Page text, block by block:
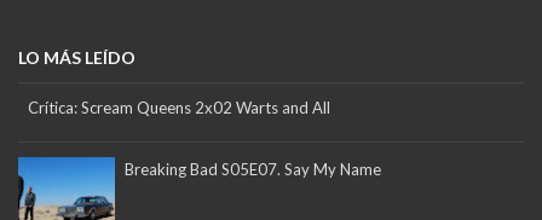
LO MÁS LEÍDO
Crítica: Scream Queens 2x02 Warts and All
Breaking Bad S05E07. Say My Name